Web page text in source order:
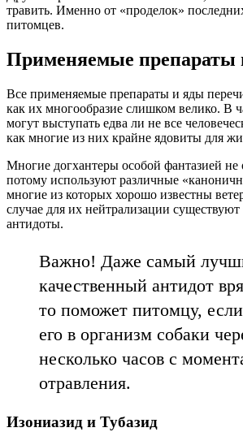
травить. Именно от «проделок»
питомцев.
Применяемые препараты
Все применяемые препараты и яды
как их многообразие слишком велико. В
могут выступать едва ли не все
как многие из них крайне ядовиты для
Многие догхантеры особой фантазией не
потому используют различные
многие из которых хорошо известны
случае для их нейтрализации
антидоты.
Важно! Даже самый
качественный антидот
то поможет питомцу,
его в организм собаки
несколько часов с
отравления.
Изониазид и Тубазид